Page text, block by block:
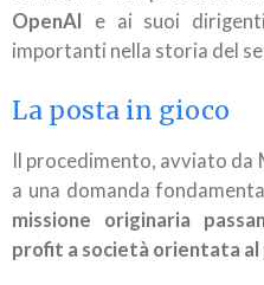
OpenAI e ai suoi
importanti nella storia del
La posta in gioco
Il procedimento, avviato
a una domanda
missione originaria
profit a società orientata